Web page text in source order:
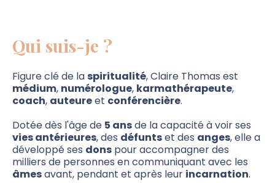
Qui suis-je ?
Figure clé de la spiritualité, Claire Thomas est
médium, numérologue, karmathérapeute,
coach, auteureet conférencière.
Dotée dès l'âge de 5 ansde la capacité à voir ses
vies antérieures, des défuntset des anges, elle a
développé ses dons pour accompagner des
milliers de personnes en communiquant avec les
âmesavant, pendant et après leur incarnation.